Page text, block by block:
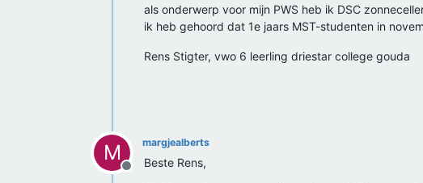
als onderwerp voor mijn PWS heb ik DSC
ik heb gehoord dat 1e jaars MST-studenten in
Rens Stigter, vwo 6 leerling driestar college gouda
M
Offline
margjealberts
Beste Rens,